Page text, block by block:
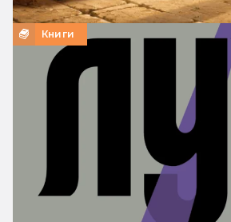
Книги